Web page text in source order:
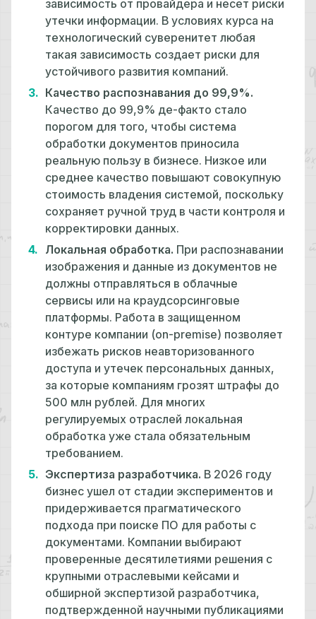
зависимость от провайдера и несет риски
утечки информации. В условиях курса на
технологический суверенитет любая
такая зависимость создает риски для
устойчивого развития компаний.
Качество распознавания до 99,9%.
Качество до 99,9% де-факто стало
порогом для того, чтобы система
обработки документов приносила
реальную пользу в бизнесе. Низкое или
среднее качество повышают совокупную
стоимость владения системой, поскольку
сохраняет ручной труд в части контроля и
корректировки данных.
Локальная обработка. При распознавании
изображения и данные из документов не
должны отправляться в облачные
сервисы или на краудсорсинговые
платформы. Работа в защищенном
контуре компании (on-premise) позволяет
избежать рисков неавторизованного
доступа и утечек персональных данных,
за которые компаниям грозят штрафы до
500 млн рублей. Для многих
регулируемых отраслей локальная
обработка уже стала обязательным
требованием.
Экспертиза разработчика. В 2026 году
бизнес ушел от стадии экспериментов и
придерживается прагматического
подхода при поиске ПО для работы с
документами. Компании выбирают
проверенные десятилетиями решения с
крупными отраслевыми кейсами и
обширной экспертизой разработчика,
подтвержденной научными публикациями